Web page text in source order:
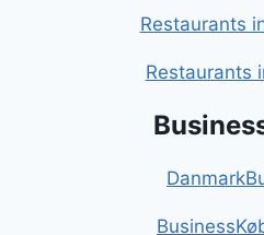
Restaurants
Restaurants